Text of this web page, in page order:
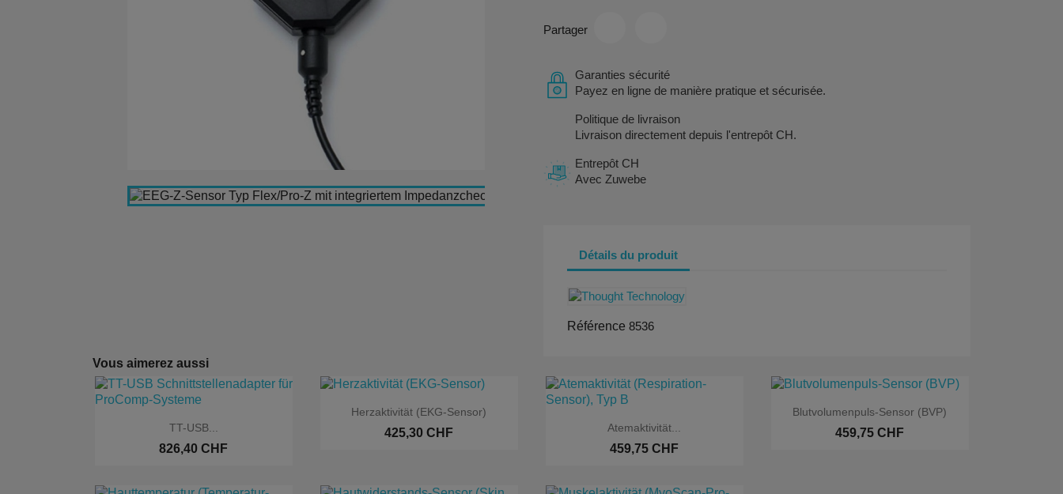
Partager
Garanties sécurité
Payez en ligne de manière pratique et sécurisée.
Politique de livraison
Livraison directement depuis l'entrepôt CH.
Entrepôt CH
Avec Zuwebe
Détails du produit
Référence 8536
Vous aimerez aussi
Aperçu rapide
TT-USB...
826,40 CHF
 Aperçu rapide
Herzaktivität (EKG-Sensor)
425,30 CHF  Aperçu rapide
Atemaktivität...
459,75 CHF
 Aperçu rapide
Blutvolumenpuls-Sensor (BVP)
459,75 CHF